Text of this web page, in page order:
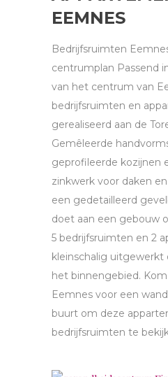
EEMNES
Bedrijfsruimten
centrumplan Passend
van het centrum van
bedrijfsruimten en
gerealiseerd aan de
Gemêleerde
geprofileerde kozijnen
zinkwerk voor daken
een gedetailleerd
doet aan een gebouw
5 bedrijfsruimten en 2
kleinschalig uitgewerkt
het binnengebied.
Eemnes voor een
buurt om deze
bedrijfsruimten te